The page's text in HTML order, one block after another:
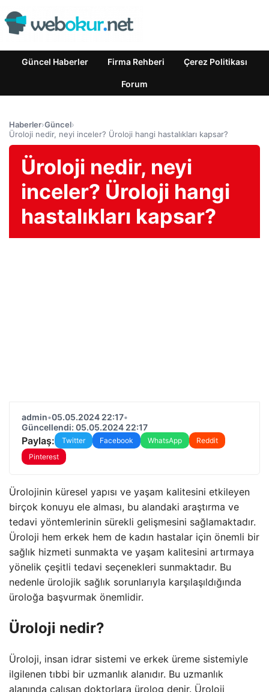
Güncel Haberler Firma Rehberi Çerez Politikası
Forum
Haberler›Güncel›
Üroloji nedir, neyi inceler? Üroloji hangi hastalıkları kapsar?
Üroloji nedir, neyi
inceler? Üroloji hangi
hastalıkları kapsar?
admin•05.05.2024 22:17•
Güncellendi: 05.05.2024 22:17
Paylaş: Twitter Facebook WhatsApp
Reddit
Pinterest
Ürolojinin küresel yapısı ve yaşam kalitesini etkileyen
birçok konuyu ele alması, bu alandaki araştırma ve
tedavi yöntemlerinin sürekli gelişmesini sağlamaktadır.
Üroloji hem erkek hem de kadın hastalar için önemli bir
sağlık hizmeti sunmakta ve yaşam kalitesini artırmaya
yönelik çeşitli tedavi seçenekleri sunmaktadır. Bu
nedenle ürolojik sağlık sorunlarıyla karşılaşıldığında
üroloğa başvurmak önemlidir.
Üroloji nedir?
Üroloji, insan idrar sistemi ve erkek üreme sistemiyle
ilgilenen tıbbi bir uzmanlık alanıdır. Bu uzmanlık
alanında çalışan doktorlara ürolog denir. Üroloji